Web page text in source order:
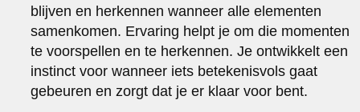
blijven en herkennen wanneer alle elementen
samenkomen. Ervaring helpt je om die momenten
te voorspellen en te herkennen. Je ontwikkelt een
instinct voor wanneer iets betekenisvols gaat
gebeuren en zorgt dat je er klaar voor bent.